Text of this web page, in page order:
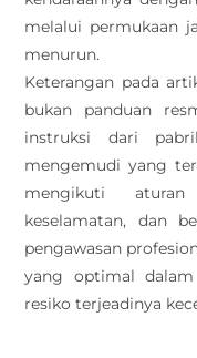
melalui permukaan
menurun.
Keterangan pada
bukan panduan
instruksi dari
mengemudi yang
mengikuti
keselamatan, dan
pengawasan
yang optimal dalam
resiko terjeadinya